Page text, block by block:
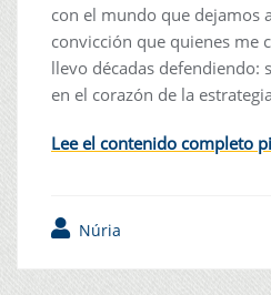
con el mundo que dejamos
convicción que quienes me
llevo décadas defendiendo:
en el corazón de la
Lee el contenido completo
Núria